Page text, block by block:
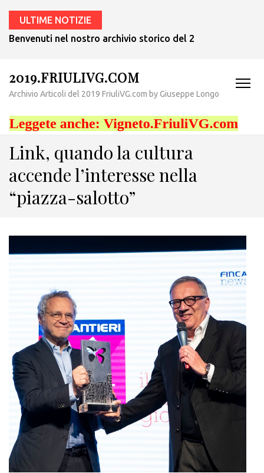
ULTIME NOTIZIE
Benvenuti nel nostro archivio storico del 2019! –
2019.FRIULIVG.COM
Archivio Articoli del 2019 FriuliVG.com by Giuseppe Longo
Link, quando la cultura
accende l’interesse nella
“piazza-salotto”